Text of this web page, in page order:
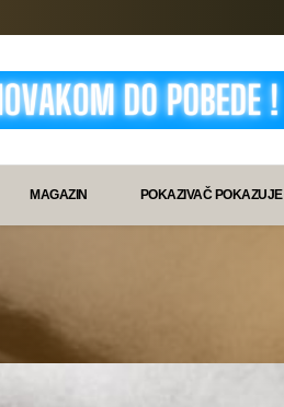
MAGAZIN POKAZIVAČ POKAZUJE